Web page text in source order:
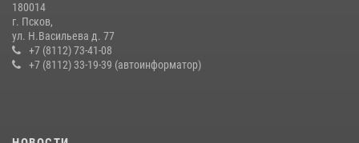
Сотрудники вневедомственной охраны Росгвардии за минувшие
сутки пресекли в областном центре серию краж
22 июля 2026, 10:19
16 июля 2026, 10:24
180014
г. Псков,
ул. Н.Васильева д. 77
+7 (8112) 73-41-08
+7 (8112) 33-19-39 (автоинформатор)